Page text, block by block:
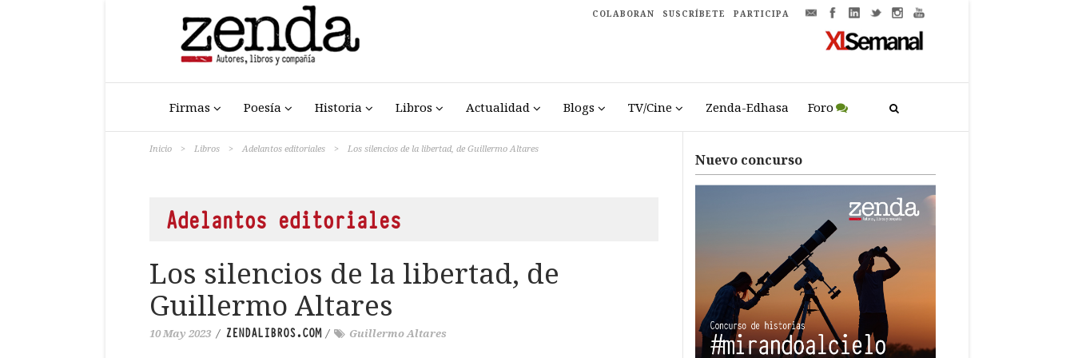
COLABORAN SUSCRÍBETE PARTICIPA
Firmas Poesía Historia Libros Actualidad Blogs TV/Cine Zenda-Edhasa Foro
Inicio > Libros > Adelantos editoriales > Los silencios de la libertad, de Guillermo Altares
Adelantos editoriales
Los silencios de la libertad, de
Guillermo Altares
10 May 2023 / ZENDALIBROS.COM/ Guillermo Altares
Nuevo concurso